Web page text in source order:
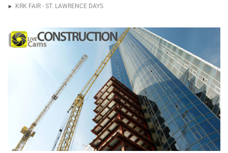
KRK FAIR - ST. LAWRENCE DAYS